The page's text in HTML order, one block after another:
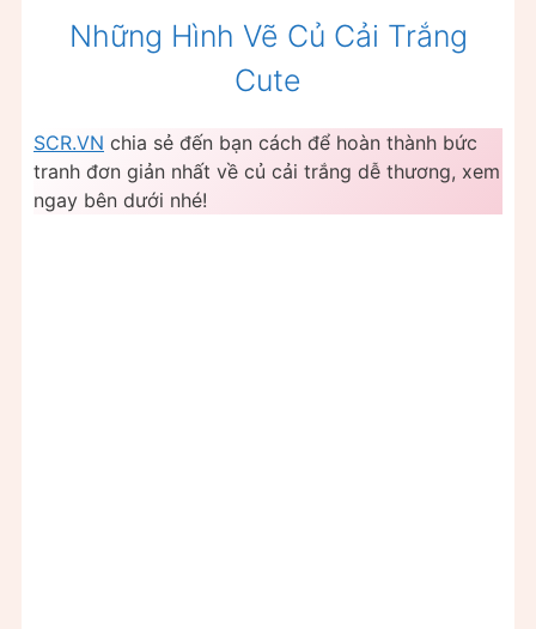
Những Hình Vẽ Củ Cải Trắng
Cute
SCR.VN chia sẻ đến bạn cách để hoàn thành bức
tranh đơn giản nhất về củ cải trắng dễ thương, xem
ngay bên dưới nhé!